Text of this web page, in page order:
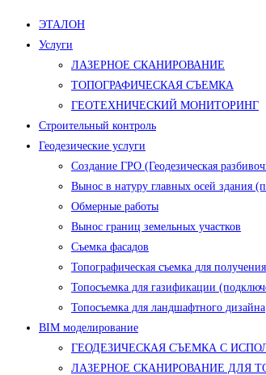
Меню
ЭТАЛОН
Услуги
ЛАЗЕРНОЕ СКАНИРОВАНИЕ
ТОПОГРАФИЧЕСКАЯ СЪЕМКА
ГЕОТЕХНИЧЕСКИЙ МОНИТОРИНГ
Строительный контроль
Геодезические услуги
Создание ГРО (Геодезическая
Вынос в натуру главных осей здания
Обмерные работы
Вынос границ земельных участков
Съемка фасадов
Топографическая съемка для
Топосъемка для газификации
Топосъемка для ландшафтного дизайна
BIM моделирование
ГЕОДЕЗИЧЕСКАЯ СЪЕМКА С
ЛАЗЕРНОЕ СКАНИРОВАНИЕ ДЛЯ